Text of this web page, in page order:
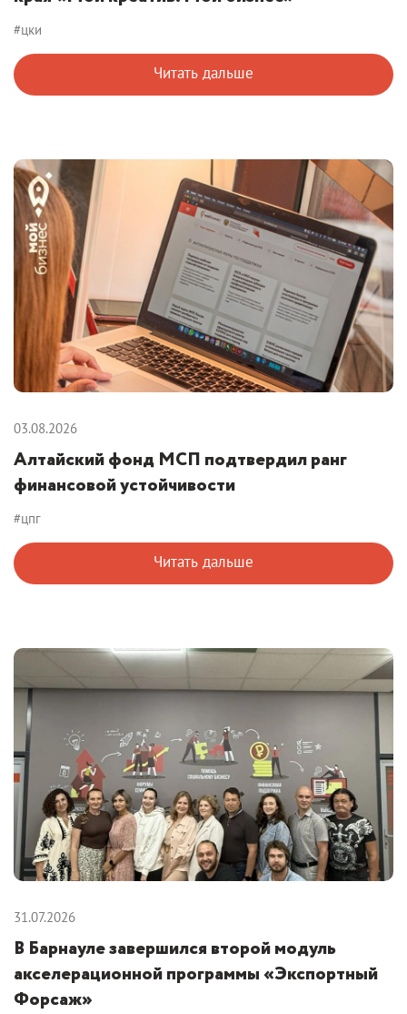
#цки
Читать дальше
03.08.2026
Алтайский фонд МСП подтвердил ранг
финансовой устойчивости
#цпг
Читать дальше
31.07.2026
В Барнауле завершился второй модуль
акселерационной программы «Экспортный
Форсаж»